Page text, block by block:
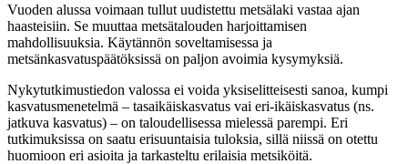
Vuoden alussa voimaan tullut uudistettu metsälaki vastaa ajan
haasteisiin. Se muuttaa metsätalouden harjoittamisen
mahdollisuuksia. Käytännön soveltamisessa ja
metsänkasvatuspäätöksissä on paljon avoimia kysymyksiä.
Nykytutkimustiedon valossa ei voida yksiselitteisesti sanoa, kumpi
kasvatusmenetelmä – tasaikäiskasvatus vai eri-ikäiskasvatus (ns.
jatkuva kasvatus) – on taloudellisessa mielessä parempi. Eri
tutkimuksissa on saatu erisuuntaisia tuloksia, sillä niissä on otettu
huomioon eri asioita ja tarkasteltu erilaisia metsiköitä.